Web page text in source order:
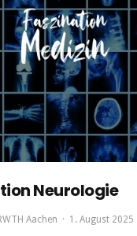
Neurologie
Aachen 1. August 2025